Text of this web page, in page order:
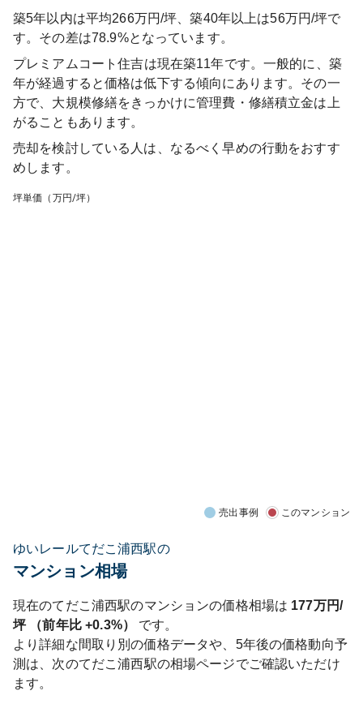
築5年以内は平均266万円/坪、築40年以上は56万円/坪で
す。その差は78.9%となっています。
プレミアムコート住吉は現在築11年です。一般的に、築
年が経過すると価格は低下する傾向にあります。その一
方で、大規模修繕をきっかけに管理費・修繕積立金は上
がることもあります。
売却を検討している人は、なるべく早めの行動をおすす
めします。
坪単価（万円/坪）
売出事例 このマンション
ゆいレールてだこ浦西駅の
マンション相場
現在のてだこ浦西駅のマンションの価格相場は 177万円/
坪 （前年比+0.3%）
です。
より詳細な間取り別の価格データや、5年後の価格動向予
測は、次のてだこ浦西駅の相場ページでご確認いただけ
ます。